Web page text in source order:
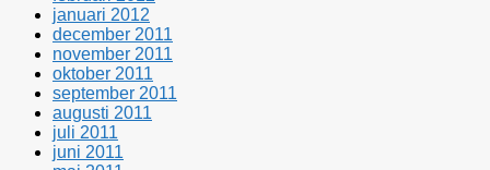
januari 2012
december 2011
november 2011
oktober 2011
september 2011
augusti 2011
juli 2011
juni 2011